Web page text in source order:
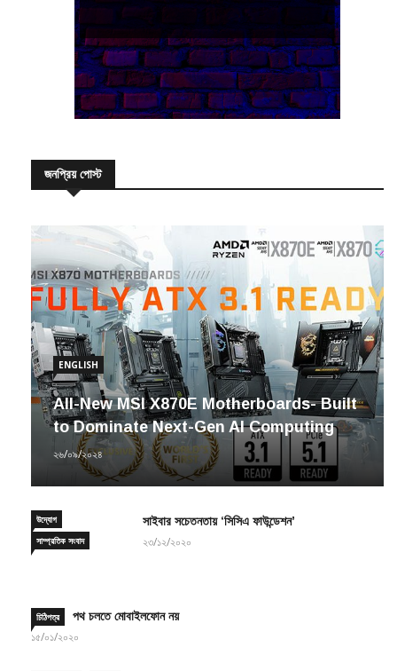
জনপ্রিয় পোস্ট
ENGLISH
All-New MSI X870E Motherboards- Built
to Dominate Next-Gen AI Computing
২৬/০৯/২০২৪
উদ্যোগ
সাম্প্রতিক সংবাদ
সাইবার সচেতনতায় ‘সিসিএ ফাউন্ডেশন’
২৩/১২/২০২০
চিঠিপত্র পথ চলতে মোবাইলফোন নয়
১৫/০১/২০২০